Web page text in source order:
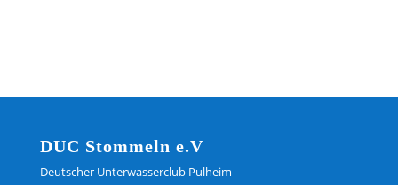
DUC Stommeln e.V
Deutscher Unterwasserclub Pulheim